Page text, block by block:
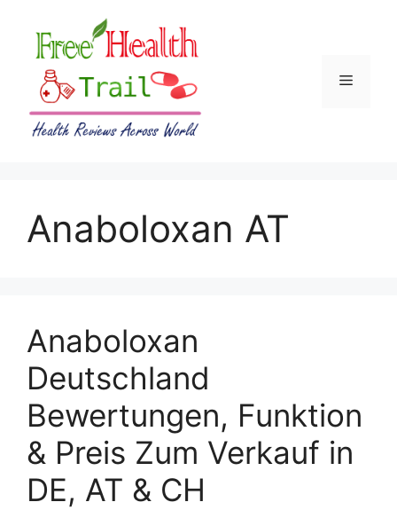
content
Menu
Anaboloxan AT
Anaboloxan
Deutschland
Bewertungen, Funktion
& Preis Zum Verkauf in
DE, AT & CH